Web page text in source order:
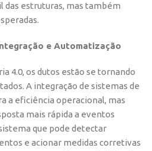
das estruturas, mas também
e Automatização
4.0, os dutos estão se tornando
A integração de sistemas de
a eficiência operacional, mas
mais rápida a eventos
que pode detectar
e acionar medidas corretivas